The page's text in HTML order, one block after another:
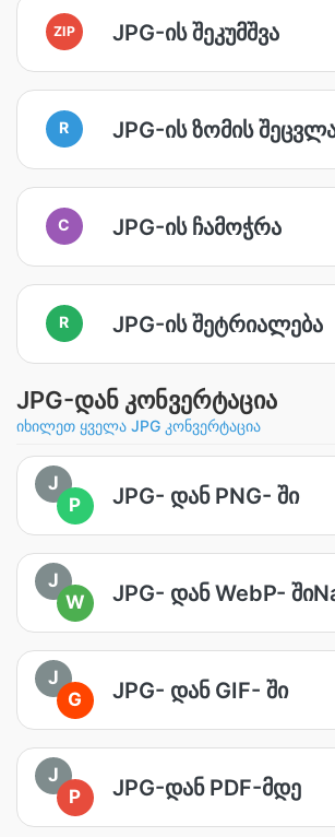
ZIP JPG-ის შეკუმშვა
R JPG-ის ზომის
C JPG-ის ჩამოჭრა
R JPG-ის შეტრიალება
JPG-დან კონვერტაცია
იხილეთ ყველა JPG კონვერტაცია
J
P
JPG- დან PNG- ში
J
W
JPG- დან WebP-
J
G
JPG- დან GIF- ში
J
P
JPG-დან PDF-მდე